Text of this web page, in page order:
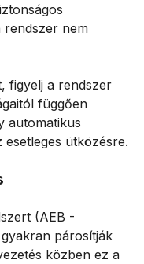
rendszer nem
figyelj a rendszer
függően
automatikus
ütközésre.
(AEB -
párosítják
közben ez a